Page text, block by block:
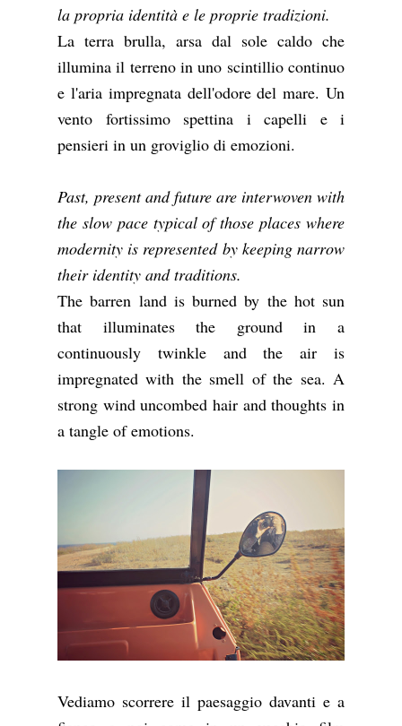
la propria identità e le proprie tradizioni.
La terra brulla, arsa dal sole caldo che
illumina il terreno in uno scintillio continuo
e l'aria impregnata dell'odore del mare. Un
vento fortissimo spettina i capelli e i
pensieri in un groviglio di emozioni.
Past, present and future are interwoven with
the slow pace typical of those places where
modernity is represented by keeping narrow
their identity and traditions.
The barren land is burned by the hot sun
that illuminates the ground in a
continuously twinkle and the air is
impregnated with the smell of the sea. A
strong wind uncombed hair and thoughts in
a tangle of emotions.
Vediamo scorrere il paesaggio davanti e a